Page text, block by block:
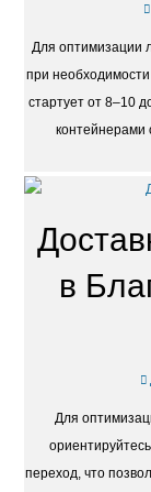
Для оптимизации
при
стартует от 8–10
контейнерами
в
Для
переход, что